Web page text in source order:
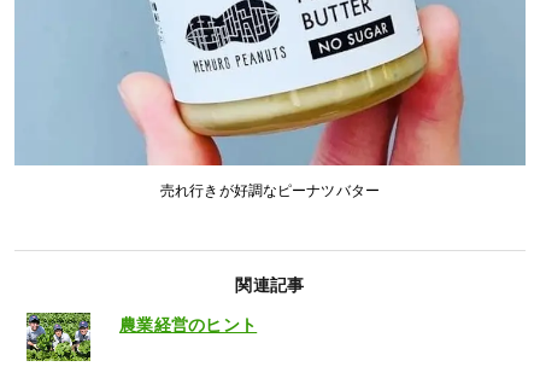
売れ行きが好調なピーナツバター
関連記事
農業経営のヒント